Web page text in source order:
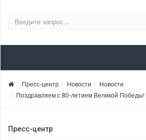
Пресс-центр Новости
Новости
Поздравляем с 80-летием Великой Победы!
Пресс-центр